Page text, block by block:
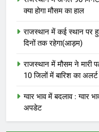
क्या होगा मौसम का हाल
राजस्थान में कई स्थान पर
दिनों तक रहेगा(आड़म)
राजस्थान में मौसम ने मारी
10 जिलों में बारिश का अलर्ट
ग्वार भाव में बदलाव : ग्वार
अपडेट